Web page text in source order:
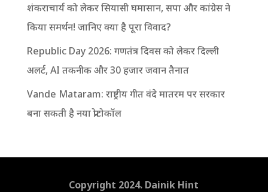
शंकराचार्य को लेकर सियासी घमासान, सपा और कांग्रेस ने
किया समर्थन! जानिए क्या है पूरा विवाद?
Republic Day 2026: गणतंत्र दिवस को लेकर दिल्ली
अलर्ट, AI तकनीक और 30 हजार जवान तैनात
Vande Mataram: राष्ट्रीय गीत वंदे मातरम पर सरकार
बना सकती है नया प्रोटोकॉल
Copyright 2024. Dainik Hint